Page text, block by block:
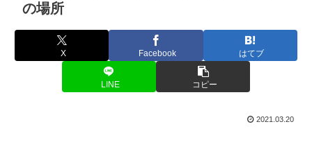
の場所
X Facebook はてブ
LINE コピー
2021.03.20